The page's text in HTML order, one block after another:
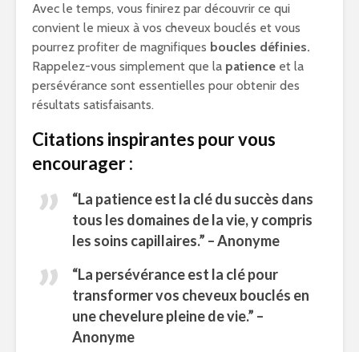
Avec le temps, vous finirez par découvrir ce qui
convient le mieux à vos cheveux bouclés et vous
pourrez profiter de magnifiques boucles définies.
Rappelez-vous simplement que la patience et la
persévérance sont essentielles pour obtenir des
résultats satisfaisants.
Citations inspirantes pour vous
encourager :
“La patienceest la clé du succès dans
tous les domaines de la vie, y compris
les soins capillaires.” – Anonyme
“La persévérance est la clé pour
transformer vos cheveux bouclés en
une chevelure pleine de vie.” –
Anonyme